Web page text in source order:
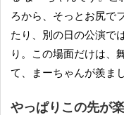
ろから、そっとお尻で
たり、別の日の公演で
り。この場面だけは、
て、まーちゃんが羨ま
やっぱりこの先が